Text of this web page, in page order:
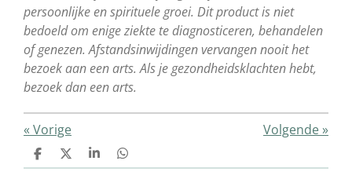
persoonlijke en spirituele groei. Dit product is niet
bedoeld om enige ziekte te diagnosticeren, behandelen
of genezen. Afstandsinwijdingen vervangen nooit het
bezoek aan een arts. Als je gezondheidsklachten hebt,
bezoek dan een arts.
« Vorige Volgende»
D
e
D
e
S
h
D
e